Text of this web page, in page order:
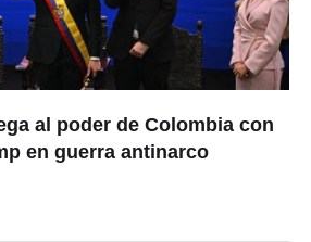
al poder de Colombia con
en guerra antinarco